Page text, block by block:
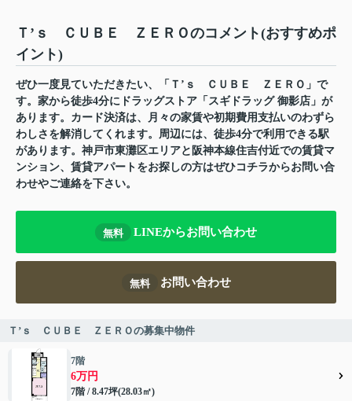
Ｔ’ｓ ＣＵＢＥ ＺＥＲＯのコメント(おすすめポ
イント)
ぜひ一度見ていただきたい、「Ｔ’ｓ ＣＵＢＥ ＺＥＲＯ」で
す。家から徒歩4分にドラッグストア「スギドラッグ 御影店」が
あります。カード決済は、月々の家賃や初期費用支払いのわずら
わしさを解消してくれます。周辺には、徒歩4分で利用できる駅
があります。神戸市東灘区エリアと阪神本線住吉付近での賃貸マ
ンション、賃貸アパートをお探しの方はぜひコチラからお問い合
わせやご連絡を下さい。
無料 LINEからお問い合わせ
無料 お問い合わせ
Ｔ’ｓ ＣＵＢＥ ＺＥＲＯの募集中物件
7階
6万円
7階 / 8.47坪(28.03㎡)